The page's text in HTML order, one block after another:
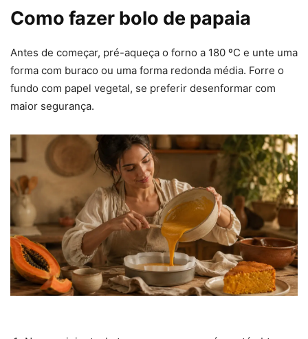
Como fazer bolo de papaia
Antes de começar, pré-aqueça o forno a 180 ºC e unte uma
forma com buraco ou uma forma redonda média. Forre o
fundo com papel vegetal, se preferir desenformar com
maior segurança.